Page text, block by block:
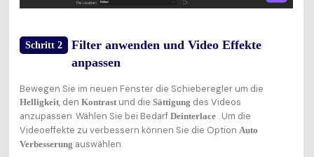
Schritt 2
Filter anwenden und Video Effekte
anpassen
Bewegen Sie im neuen Fenster die Schieberegler um die
Helligkeit, den Kontrastund die Sättigung des Videos
anzupassen. Wählen Sie bei Bedarf Deinterlace . Um die
Videoeffekte zu verbessern können Sie die Option Auto
Verbesserung auswählen.